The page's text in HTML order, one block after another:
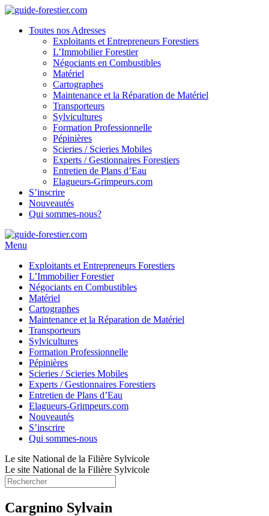
Toutes nos Adresses
Exploitants et Entrepreneurs Forestiers
L’Immobilier Forestier
Négociants en Combustibles
Matériel
Cartographes
Maintenance et la Réparation de Matériel
Transporteurs
Sylvicultures
Formation Professionnelle
Pépinières
Scieries / Scieries Mobiles
Experts / Gestionnaires Forestiers
Entretien de Plans d’Eau
Elagueurs-Grimpeurs.com
S’inscrire
Nouveautés
Qui sommes-nous?
Menu
Exploitants et Entrepreneurs Forestiers
L’Immobilier Forestier
Négociants en Combustibles
Matériel
Cartographes
Maintenance et la Réparation de Matériel
Transporteurs
Sylvicultures
Formation Professionnelle
Pépinières
Scieries / Scieries Mobiles
Experts / Gestionnaires Forestiers
Entretien de Plans d’Eau
Elagueurs-Grimpeurs.com
Nouveautés
S’inscrire
Qui sommes-nous
Le site National de la Filière Sylvicole
Le site National de la Filière Sylvicole
Cargnino Sylvain